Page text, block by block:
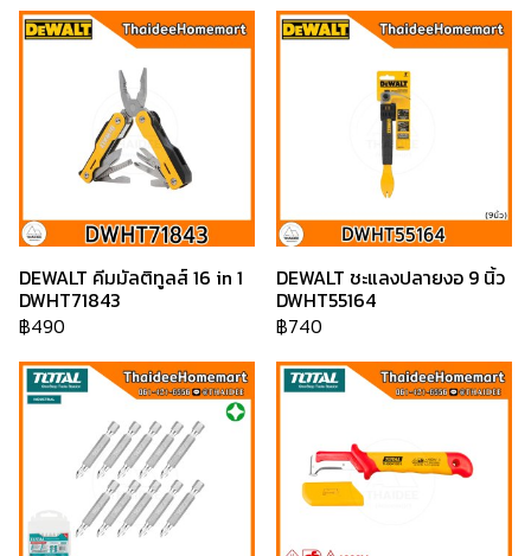
DEWALT คีมมัลติทูลส์ 16 in 1
DWHT71843
฿490
DEWALT ชะแลงปลายงอ 9 นิ้ว
DWHT55164
฿740